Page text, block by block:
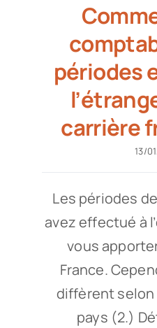
périodes
carrière
13/
Les périodes
avez effectué à
vous
France.
diffèrent
pays (2.)